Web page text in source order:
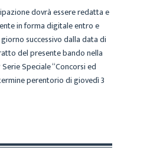
dovrà essere redatta e
in forma digitale entro e
successivo dalla data di
del presente bando nella
Speciale “Concorsi ed
perentorio di giovedì 3